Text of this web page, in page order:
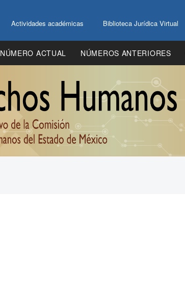
Actividades académicas Biblioteca Jurídica Virtual
NÚMERO ACTUAL NÚMEROS ANTERIORES